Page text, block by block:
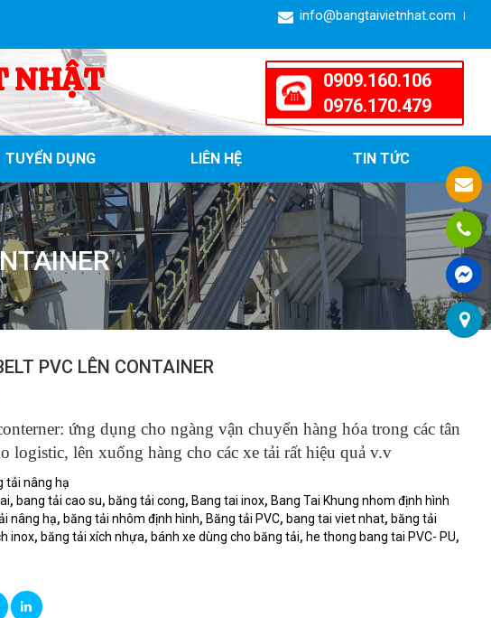
info@bangtaivietnhat.com
NHẬT
0909.160.106
0976.170.479
TUYỂN DỤNG LIÊN HỆ TIN TỨC
PVC LÊN CONTAINER
ứng dụng cho ngàng vận chuyển hàng hóa trong các tân
logistic, lên xuống hàng cho các xe tải rất hiệu quả v.v
tải nâng hạ
, bang tải cao su, băng tải cong, Bang tai inox, Bang Tai Khung nhom định hình
nâng hạ, băng tải nhôm định hình, Băng tải PVC, bang tai viet nhat, băng tải
inox, băng tải xích nhựa, bánh xe dùng cho băng tải, he thong bang tai PVC- PU,